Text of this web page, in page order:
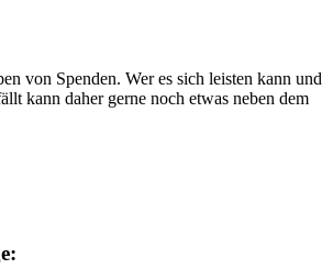
von Spenden. Wer es sich leisten kann und
kann daher gerne noch etwas neben dem